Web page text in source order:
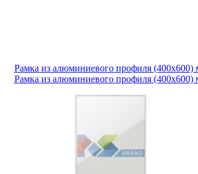
Рамка из алюминиевого профиля (400х600)
Рамка из алюминиевого профиля (400х600)